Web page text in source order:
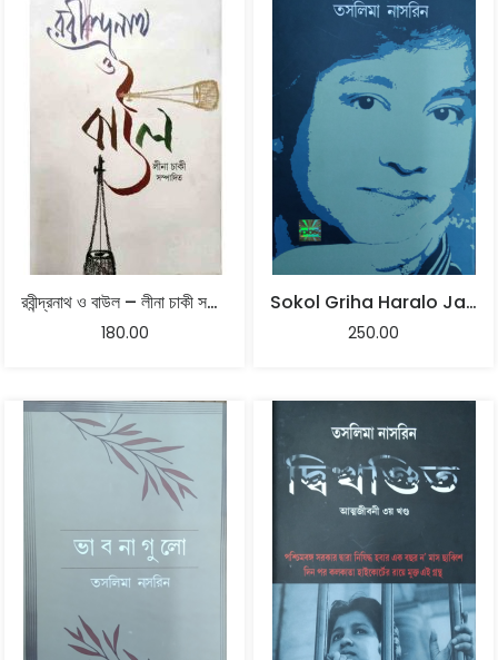
রবীন্দ্রনাথ ও বাউল – লীনা চাকী সম্পাদিত
180.00
Sokol Griha Haralo Jar – A Collection Of Columns
250.00